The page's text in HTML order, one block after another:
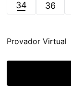
34 36
Provador Virtual